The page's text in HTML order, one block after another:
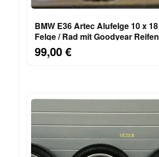
BMW E36 Artec Alufelge 10 x 18
Felge / Rad mit Goodyear Reifen
265/35
99,00 €